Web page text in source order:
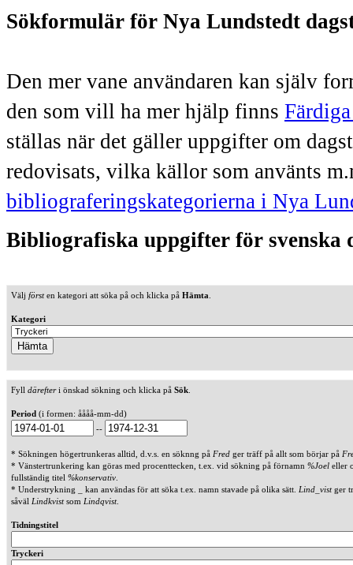
Sökformulär för Nya Lundstedt
Den mer vane användaren kan själv
den som vill ha mer hjälp finns
ställas när det gäller uppgifter om
redovisats, vilka källor som använts
bibliograferingskategorierna i Nya
Bibliografiska uppgifter för svenska
Välj försten kategori att söka på och klicka på Hämta
Kategori
Fyll därefteri önskad sökning och klicka på Sök
Period (i formen: åååå-mm-dd)
--
* Sökningen högertrunkeras alltid, d.v.s. en söknng på Fred ger träff på allt som börjar på
* Vänstertrunkering kan göras med procenttecken, t.ex. vid sökning på förnamn %Joel eller
fullständig titel %konservativ
* Understrykning _ kan användas för att söka t.ex. namn stavade på olika sätt. Lind_vistger
såväl Lindkvistsom Lindqvist.
Tidningstitel
Tryckeri